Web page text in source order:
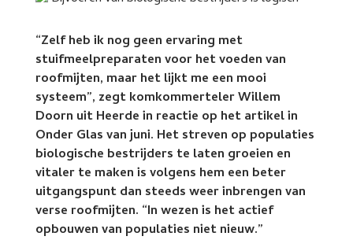
“Zelf heb ik nog geen ervaring met
stuifmeelpreparaten voor het voeden van
roofmijten, maar het lijkt me een mooi
systeem”, zegt komkommerteler Willem
Doorn uit Heerde in reactie op het artikel in
Onder Glas van juni. Het streven op populaties
biologische bestrijders te laten groeien en
vitaler te maken is volgens hem een beter
uitgangspunt dan steeds weer inbrengen van
verse roofmijten. “In wezen is het actief
opbouwen van populaties niet nieuw.”